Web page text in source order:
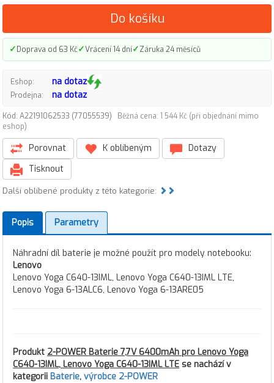
Do košíku
✓Doprava od 63 Kč✓Vrácení 14 dní✓Záruka 24 měsíců
Eshop: na dotaz
Prodejna: na dotaz
Kód: A22191062533 (77055539)
Běžná cena: 1 544 Kč (při objednání mimo
eshop)
Porovnat K oblíbeným
Dotazy
Tisknout
Další oblíbené produkty z této kategorie:
Popis Parametry
Náhradní díl baterie je možné použít pro modely notebooku:
Lenovo
Lenovo Yoga C640-13IML, Lenovo Yoga C640-13IML LTE,
Lenovo Yoga 6-13ALC6, Lenovo Yoga 6-13ARE05
Produkt 2-POWER Baterie 7,7V 6400mAh pro Lenovo Yoga
C640-13IML, Lenovo Yoga C640-13IML LTE se nachází v
kategorii Baterie, výrobce 2-POWER